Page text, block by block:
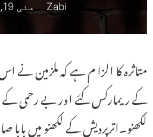
Zabi مئی 19, 2022
متاثرہ کا الزا م ہے کہ ملزمین
کے ریمارکس کئے اور بے رحمی
لکھنو۔اترپردیش کے لکھنو میں بابا